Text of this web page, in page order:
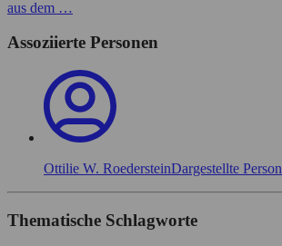
aus dem …
Assoziierte Personen
Ottilie W. RoedersteinDargestellte Person
Thematische Schlagworte